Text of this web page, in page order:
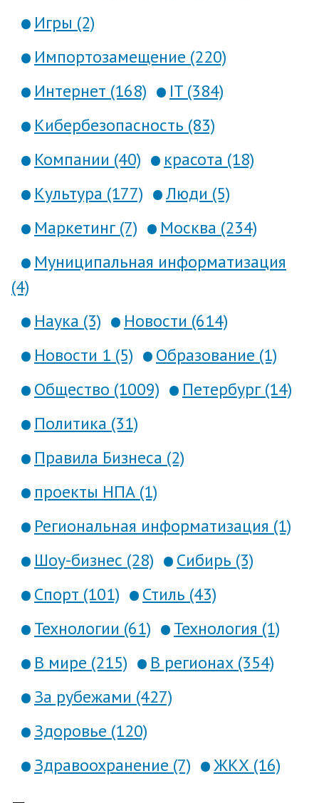
Игры (2)
Импортозамещение (220)
Интернет (168)
IT (384)
Кибербезопасность (83)
Компании (40)
красота (18)
Культура (177)
Люди (5)
Маркетинг (7)
Москва (234)
Муниципальная информатизация
(4)
Наука (3)
Новости (614)
Новости 1 (5)
Образование (1)
Общество (1009)
Петербург (14)
Политика (31)
Правила Бизнеса (2)
проекты НПА (1)
Региональная информатизация (1)
Шоу-бизнес (28)
Сибирь (3)
Спорт (101)
Стиль (43)
Технологии (61)
Технология (1)
В мире (215)
В регионах (354)
За рубежами (427)
Здоровье (120)
Здравоохранение (7)
ЖКХ (16)